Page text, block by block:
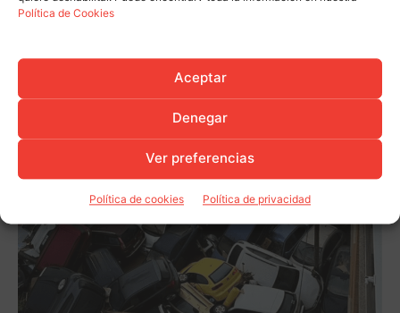
Política de Cookies
Aceptar
Denegar
Ver preferencias
Política de cookies Política de privacidad